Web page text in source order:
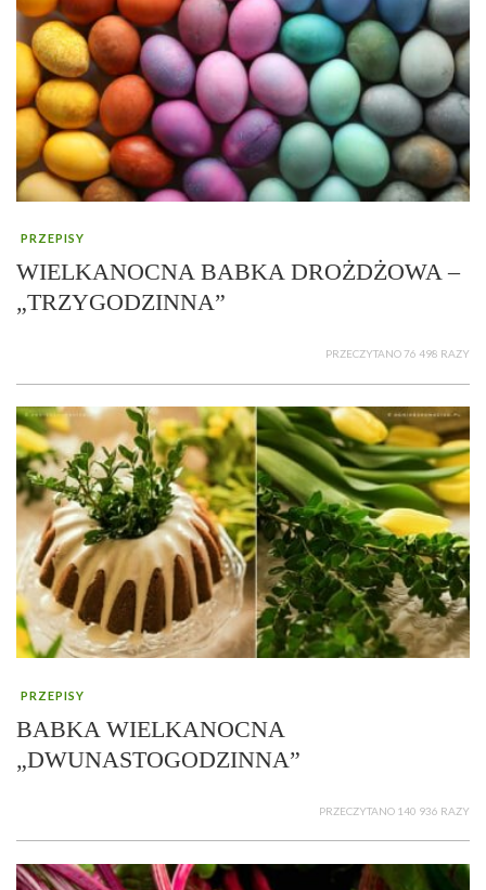
PRZEPISY
WIELKANOCNA BABKA DROŻDŻOWA –
„TRZYGODZINNA”
PRZECZYTANO 76 498 RAZY
PRZEPISY
BABKA WIELKANOCNA
„DWUNASTOGODZINNA”
PRZECZYTANO 140 936 RAZY